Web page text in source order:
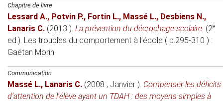
Chapitre de livre
Lessard A., Potvin P., Fortin L., Massé L., Desbiens N.,
Lanaris C. (2013 ). La prévention du décrochage scolaire. (2e
ed.). Les troubles du comportement à l’école ( p.295-310 ) :
Gaëtan Morin
Communication
Massé L., Lanaris C. (2008 , Janvier ). Compenser les déficits
d’attention de l’élève ayant un TDAH : des moyens simples à